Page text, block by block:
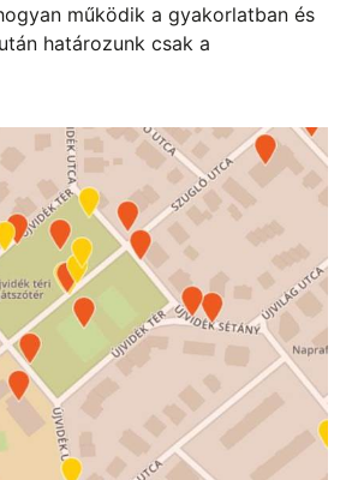
működik a gyakorlatban és
határozunk csak a